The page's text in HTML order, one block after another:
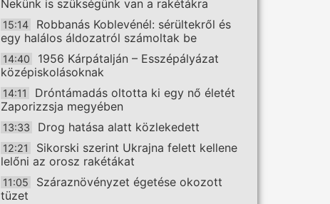
Nekünk is szükségünk van a rakétákra
15:14
Robbanás Koblevénél: sérültekről és
egy halálos áldozatról számoltak be
14:40
1956 Kárpátalján – Esszépályázat
középiskolásoknak
14:11
Dróntámadás oltotta ki egy nő életét
Zaporizzsja megyében
13:33 Drog hatása alatt közlekedett
12:21
Sikorski szerint Ukrajna felett kellene
lelőni az orosz rakétákat
11:05
Száraznövényzet égetése okozott
tüzet